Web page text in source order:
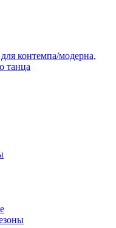
контемпа/модерна,
танца